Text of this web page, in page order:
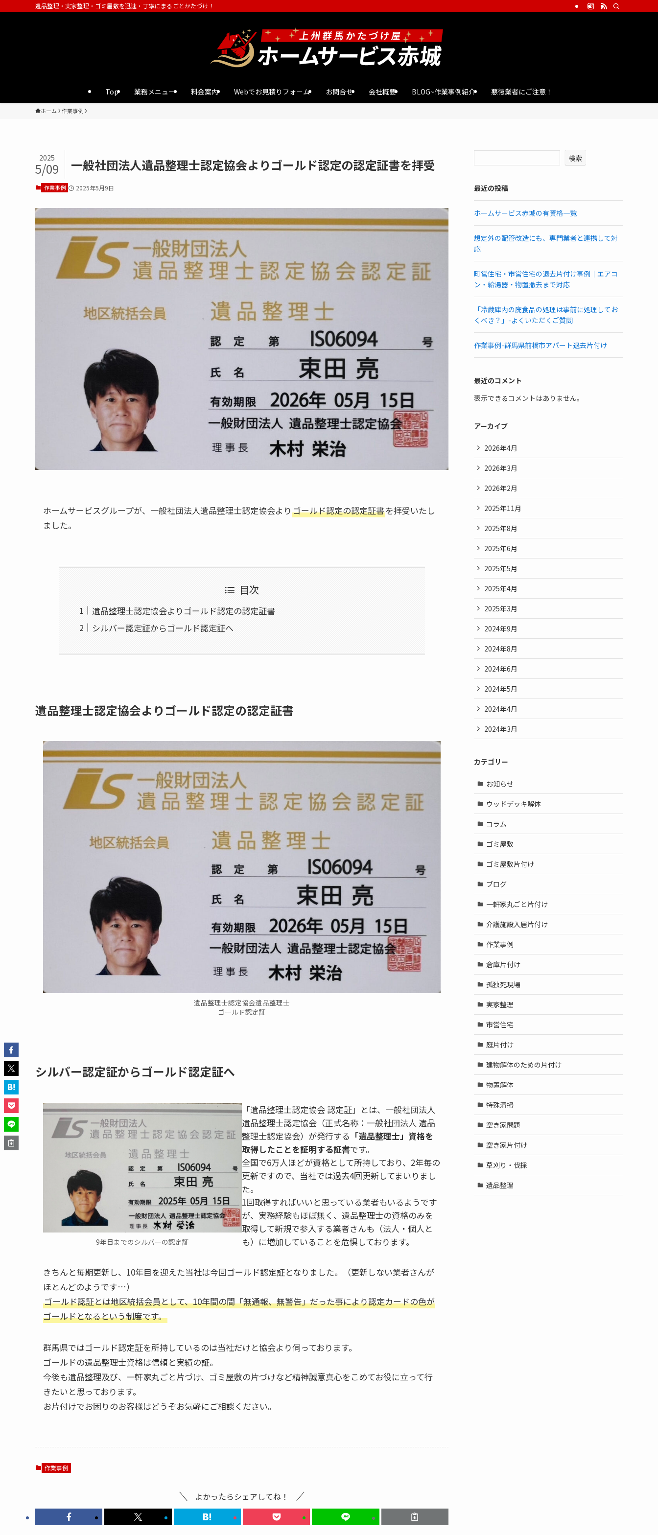
遺品整理・実家整理・ゴミ屋敷を迅速・丁寧にまるごとかたづけ！
Top 業務メニュー 料金案内 Webでお見積りフォーム お問合せ 会社概要 BLOG~作業事例紹介 悪徳業者にご注意！
ホーム 作業事例
一般社団法人遺品整理士認定協会よりゴールド認定の認定証書を拝受
2025
5/09
作業事例 2025年5月9日
ホームサービスグループが、一般社団法人遺品整理士認定協会より ゴールド認定の認定証書を拝受いたし
ました。
目次
遺品整理士認定協会よりゴールド認定の認定証書
シルバー認定証からゴールド認定証へ
遺品整理士認定協会よりゴールド認定の認定証書
遺品整理士認定協会遺品整理士
ゴールド認定証
シルバー認定証からゴールド認定証へ
9年目までのシルバーの認定証
「遺品整理士認定協会 認定証」とは、一般社団法人
遺品整理士認定協会（正式名称：一般社団法人 遺品
整理士認定協会）が発行する 「遺品整理士」資格を
取得したことを証明する証書です。
全国で6万人ほどが資格として所持しており、2年毎の
更新ですので、当社では過去4回更新してまいりまし
た。
1回取得すればいいと思っている業者もいるようです
が、実務経験もほぼ無く、遺品整理士の資格のみを
取得して新規で参入する業者さんも（法人・個人と
も）に増加していることを危惧しております。
きちんと毎期更新し、10年目を迎えた当社は今回ゴールド認定証となりました。（更新しない業者さんが
ほとんどのようです…）
ゴールド認証とは地区統括会員として、10年間の間「無通報、無警告」だった事により認定カードの色が
ゴールドとなるという制度です。
群馬県ではゴールド認定証を所持しているのは当社だけと協会より伺っております。
ゴールドの遺品整理士資格は信頼と実績の証。
今後も遺品整理及び、一軒家丸ごと片づけ、ゴミ屋敷の片づけなど精神誠意真心をこめてお役に立って行
きたいと思っております。
お片付けでお困りのお客様はどうぞお気軽にご相談ください。
作業事例
よかったらシェアしてね！
検索
最近の投稿
ホームサービス赤城の有資格一覧
想定外の配管改造にも、専門業者と連携して対
応
町営住宅・市営住宅の退去片付け事例｜エアコ
ン・給湯器・物置撤去まで対応
「冷蔵庫内の廃食品の処理は事前に処理してお
くべき？」-よくいただくご質問
作業事例-群馬県前橋市アパート退去片付け
最近のコメント
表示できるコメントはありません。
アーカイブ
2026年4月
2026年3月
2026年2月
2025年11月
2025年8月
2025年6月
2025年5月
2025年4月
2025年3月
2024年9月
2024年8月
2024年6月
2024年5月
2024年4月
2024年3月
カテゴリー
お知らせ
ウッドデッキ解体
コラム
ゴミ屋敷
ゴミ屋敷片付け
ブログ
一軒家丸ごと片付け
介護施設入居片付け
作業事例
倉庫片付け
孤独死現場
実家整理
市営住宅
庭片付け
建物解体のための片付け
物置解体
特殊清掃
空き家問題
空き家片付け
草刈り・伐採
遺品整理